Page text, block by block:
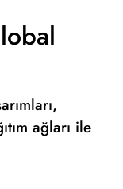
ağları ile